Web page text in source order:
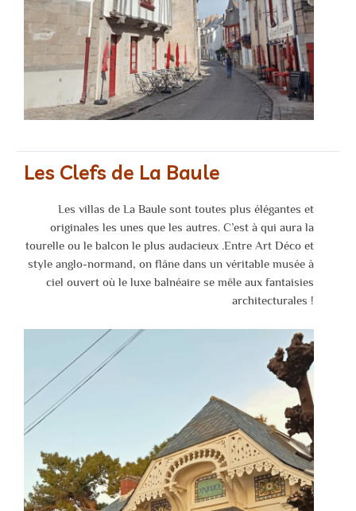
Les Clefs de La Baule
Les villas de La Baule sont toutes plus élégantes et
originales les unes que les autres. C’est à qui aura la
tourelle ou le balcon le plus audacieux .Entre Art Déco et
style anglo-normand, on flâne dans un véritable musée à
ciel ouvert où le luxe balnéaire se mêle aux fantaisies
architecturales !